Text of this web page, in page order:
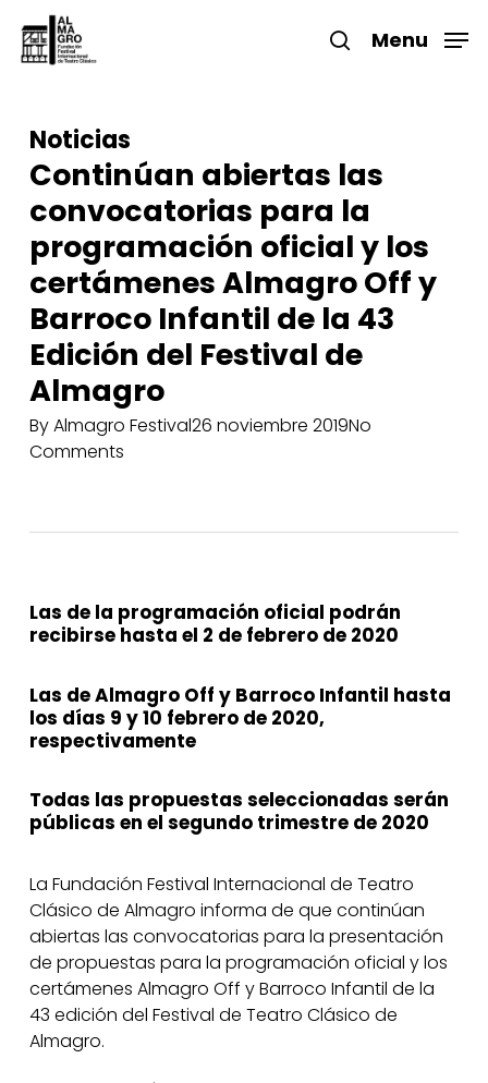
main
search
Menu
Noticias
Continúan abiertas las
convocatorias para la
programación oficial y los
certámenes Almagro Off y
Barroco Infantil de la 43
Edición del Festival de
Almagro
ByAlmagro Festival26 noviembre 2019No
Comments
Las de la programación oficial podrán
recibirse hasta el 2 de febrero de 2020
Las de Almagro Off y Barroco Infantil hasta
los días 9 y 10 febrero de 2020,
respectivamente
Todas las propuestas seleccionadas serán
públicas en el segundo trimestre de 2020
La Fundación Festival Internacional de Teatro
Clásico de Almagro informa de que continúan
abiertas las convocatorias para la presentación
de propuestas para la programación oficial y los
certámenes Almagro Off y Barroco Infantil de la
43 edición del Festival de Teatro Clásico de
Almagro.